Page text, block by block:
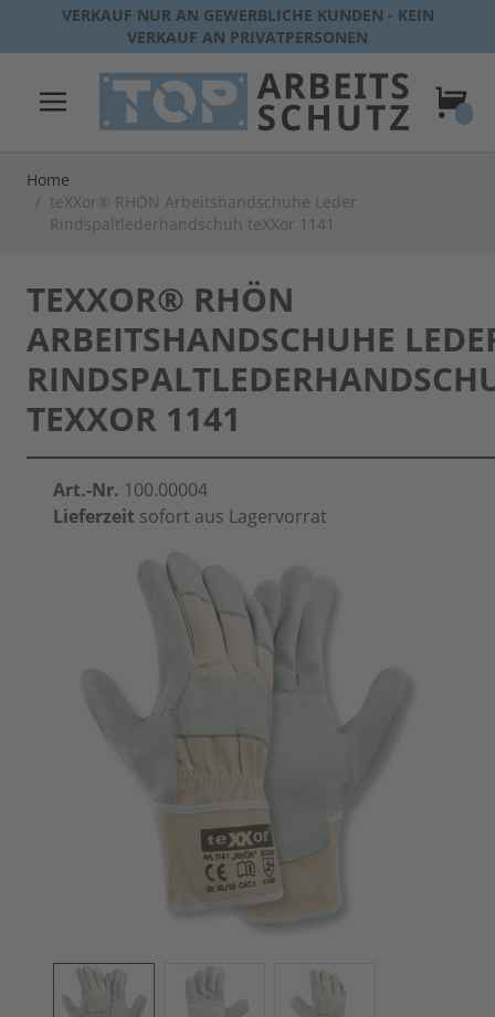
Direkt zum Inhalt
VERKAUF NUR AN GEWERBLICHE KUNDEN - KEIN
VERKAUF AN PRIVATPERSONEN
Home
/ teXXor® RHÖN Arbeitshandschuhe Leder
Rindspaltlederhandschuh teXXor 1141
TEXXOR® RHÖN
ARBEITSHANDSCHUHE
TEXXOR 1141
Art.-Nr. 100.00004
Lieferzeit sofort aus Lagervorrat